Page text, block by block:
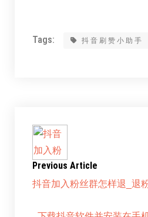
Tags: 抖音刷赞小助手
Previous Article
抖音加入粉丝群怎样退_退